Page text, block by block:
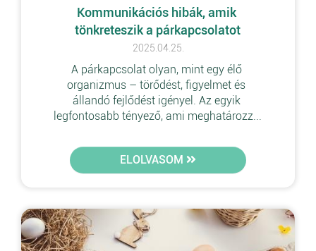
Kommunikációs hibák, amik
tönkreteszik a párkapcsolatot
2025.04.25.
A párkapcsolat olyan, mint egy élő
organizmus – törődést, figyelmet és
állandó fejlődést igényel. Az egyik
legfontosabb tényező, ami meghatározz...
ELOLVASOM